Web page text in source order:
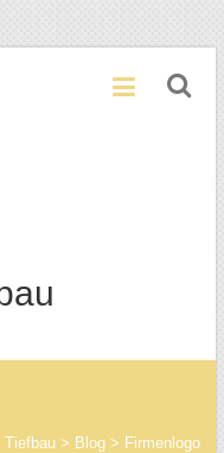
Tiefbau > Blog > Firmenlogo